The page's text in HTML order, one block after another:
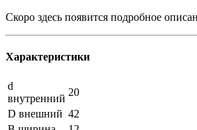
Скоро здесь появится подробное
Характеристики
d
внутренний
20
D внешний 42